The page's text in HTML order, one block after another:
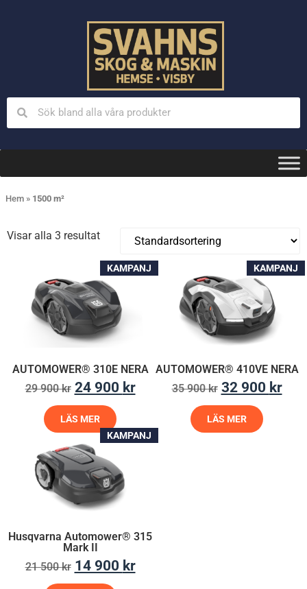
Hem » 1500 m²
Visar alla 3 resultat
KAMPANJ
AUTOMOWER® 310E NERA
29 900kr 24 900 kr
LÄS MER
KAMPANJ
AUTOMOWER® 410VE NERA
35 900kr 32 900 kr
LÄS MER
KAMPANJ
Husqvarna Automower® 315
Mark II
21 500kr 14 900 kr